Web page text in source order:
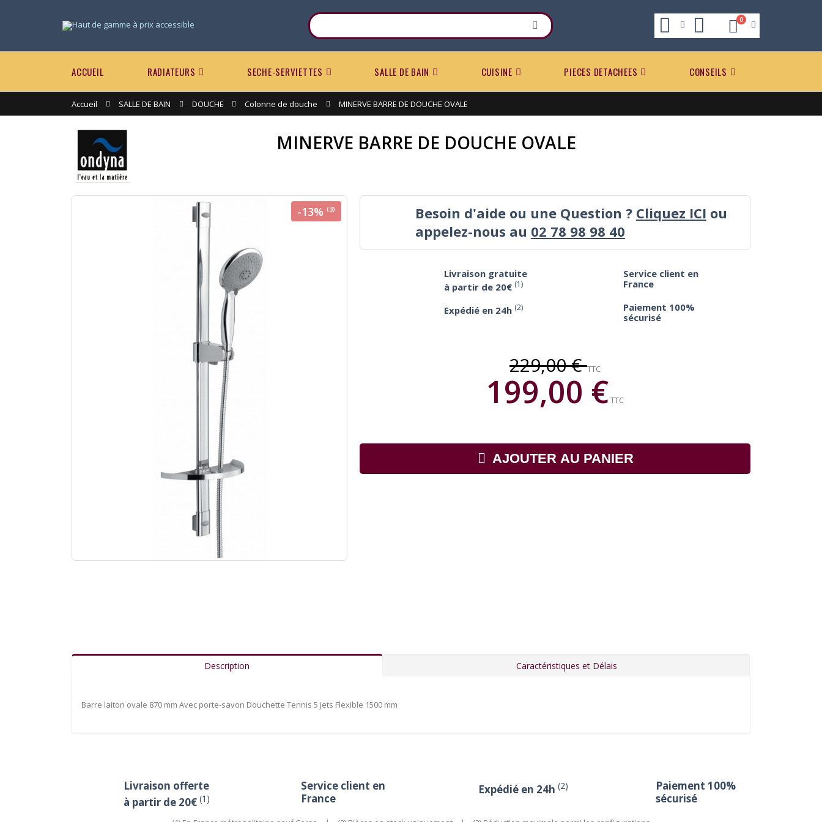
0
ACCUEIL RADIATEURS SECHE-SERVIETTES SALLE DE BAIN CUISINE PIECES DETACHEES CONSEILS
Accueil SALLE DE BAIN DOUCHE Colonne de douche MINERVE BARRE DE DOUCHE OVALE
MINERVE BARRE DE DOUCHE OVALE
-13% (3) Besoin d'aide ou une Question ? Cliquez ICI ou
appelez-nous au 02 78 98 98 40
Livraison gratuite
à partir de 20€ (1)
Service client en
France
Expédié en 24h (2)
Paiement 100%
sécurisé
229,00 €TTC
199,00 €TTC
AJOUTER AU PANIER
Description Caractéristiques et Délais
Barre laiton ovale 870 mm Avec porte-savon Douchette Tennis 5 jets Flexible 1500 mm
Livraison offerte
à partir de 20€ (1)
Service client en
France
Expédié en 24h (2)
Paiement 100%
sécurisé